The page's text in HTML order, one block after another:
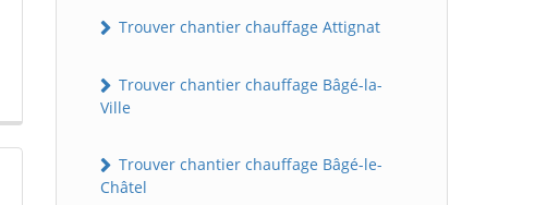
Trouver chantier chauffage Attignat
Trouver chantier chauffage Bâgé-la-
Ville
Trouver chantier chauffage Bâgé-le-
Châtel